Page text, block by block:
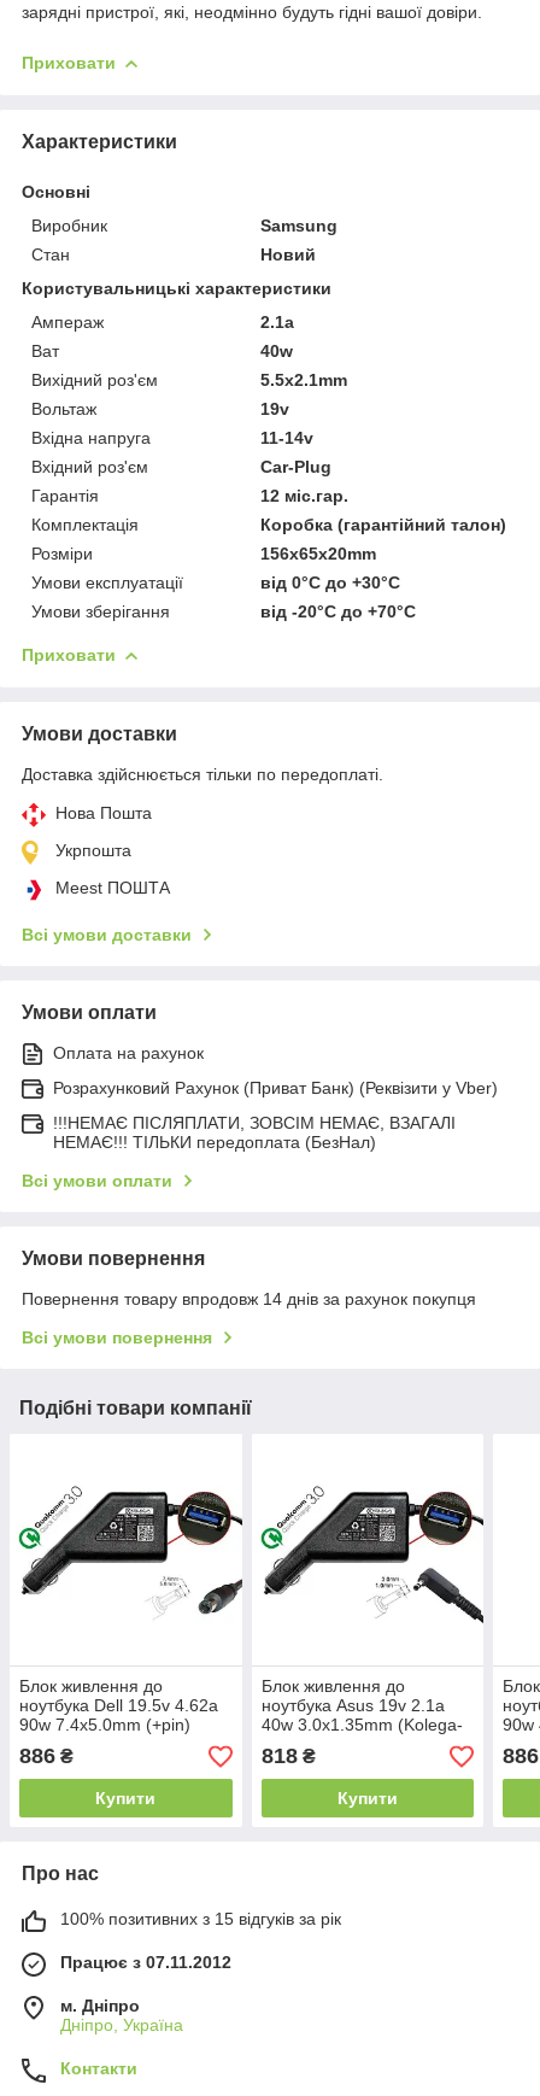
зарядні пристрої, які, неодмінно будуть гідні вашої довіри.
Приховати
Характеристики
Основні
Виробник
Samsung
Стан
Новий
Користувальницькі характеристики
Ампераж
2.1a
Ват
40w
Вихідний роз'єм
5.5x2.1mm
Вольтаж
19v
Вхідна напруга
11-14v
Вхідний роз'єм
Car-Plug
Гарантія
12 міс.гар.
Комплектація
Коробка (гарантійний талон)
Розміри
156x65x20mm
Умови експлуатації
від 0°C до +30°C
Умови зберігання
від -20°C до +70°C
Приховати
Умови доставки
Доставка здійснюється тільки по передоплаті.
Нова Пошта
Укрпошта
Meest ПОШТА
Всі умови доставки
Умови оплати
Оплата на рахунок
Розрахунковий Рахунок (Приват Банк) (Реквізити у Vber)
!!!НЕМАЄ ПІСЛЯПЛАТИ, ЗОВСІМ НЕМАЄ, ВЗАГАЛІ
НЕМАЄ!!! ТІЛЬКИ передоплата (БезНал)
Всі умови оплати
Умови повернення
Повернення товару впродовж 14 днів за рахунок покупця
Всі умови повернення
Подібні товари компанії
Блок живлення до
ноутбука Dell 19.5v 4.62a
90w 7.4x5.0mm (+pin)
(Kolega-Power (Авто)) 12
міс.гар.
886 ₴
Купити
Блок живлення до
ноутбука Asus 19v 2.1a
40w 3.0x1.35mm (Kolega-
Power (Авто)) 12 міс.гар.
818₴
Купити
90w
886
Про нас
100% позитивних з 15 відгуків за рік
Працює з 07.11.2012
м. Дніпро
Дніпро, Україна
Контакти